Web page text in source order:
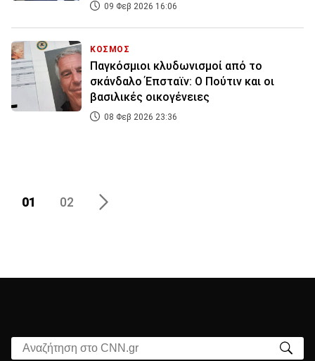
09 Φεβ 2026 16:06
ΚΟΣΜΟΣ
Παγκόσμιοι κλυδωνισμοί από το
σκάνδαλο Έπσταϊν: Ο Πούτιν και οι
βασιλικές οικογένειες
08 Φεβ 2026 23:36
01 02
Αναζήτηση στο CNN.gr